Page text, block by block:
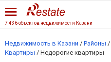
7 436 объектов недвижимости Казани
Недвижимость в Казани / Районы /
Квартиры / Недорогие квартиры